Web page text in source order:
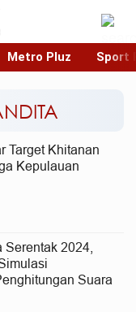
Metro Pluz Sport
Target Khitanan
Kepulauan
2024,
Suara